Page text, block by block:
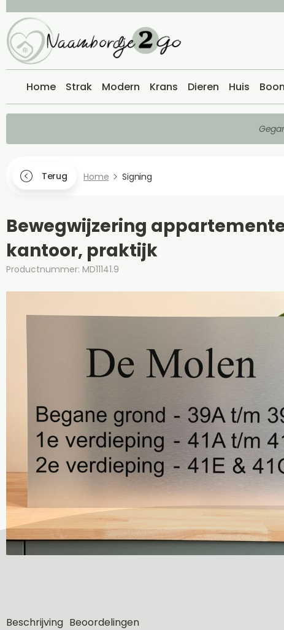
Home Strak Modern Krans Dieren Huis
Terug Home Signing
Bewegwijzering
kantoor, praktijk
Productnummer: MD11141.9
Beschrijving Beoordelingen